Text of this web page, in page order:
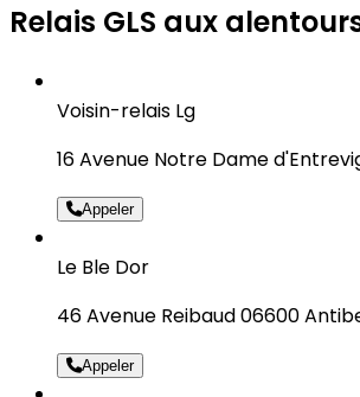
Relais GLS aux
Voisin-relais Lg
16 Avenue Notre Dame
Appeler
Le Ble Dor
46 Avenue Reibaud 06600
Appeler